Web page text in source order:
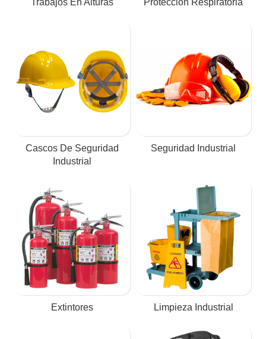
Trabajos En Alturas Protección Respiratoria
Cascos De Seguridad
Industrial
Seguridad Industrial
Extintores Limpieza Industrial